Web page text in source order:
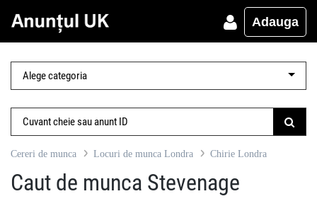
Adauga
Cereri de munca Locuri de munca Londra Chirie Londra
Caut de munca Stevenage